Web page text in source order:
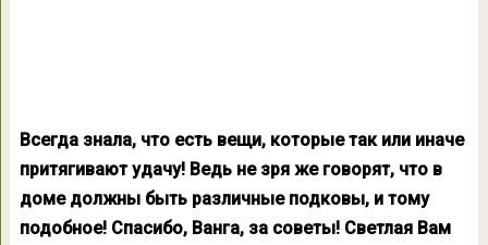
Всегда знала, что есть вещи, которые так или иначе
притягивают удачу! Ведь не зря же говорят, что в
доме должны быть различные подковы, и тому
подобное! Спасибо, Ванга, за советы! Светлая Вам